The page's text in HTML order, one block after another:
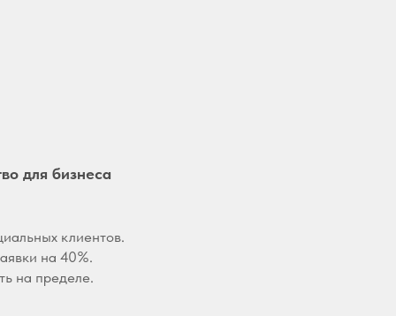
клиентов.
на 40%.
на пределе.
для бизнеса